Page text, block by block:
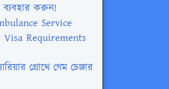
করুন!
Service
Requirements
গ্রোথে গেম চেঞ্জার